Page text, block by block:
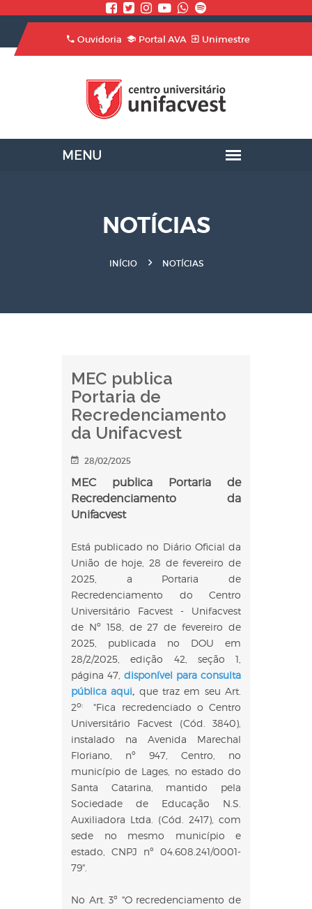
Ouvidoria Portal AVA Unimestre
NOTÍCIAS
INÍCIO NOTÍCIAS
MEC publica
Portaria de
Recredenciamento
da Unifacvest
28/02/2025
MEC publica Portaria de
Recredenciamento da
Unifacvest
Está publicado no Diário Oficial da
União de hoje, 28 de fevereiro de
2025, a Portaria de
Recredenciamento do Centro
Universitário Facvest - Unifacvest
de Nº 158, de 27 de fevereiro de
2025, publicada no DOU em
28/2/2025, edição 42, seção 1,
página 47, disponível para consulta
pública aqui, que traz em seu Art.
2o:
"Fica recredenciado o Centro
Universitário Facvest (Cód. 3840),
instalado na Avenida Marechal
Floriano, nº 947, Centro, no
município de Lages, no estado do
Santa Catarina, mantido pela
Sociedade de Educação N.S.
Auxiliadora Ltda. (Cód. 2417), com
sede no mesmo município e
estado, CNPJ nº 04.608.241/0001-
79".
No Art. 3º "O recredenciamento de